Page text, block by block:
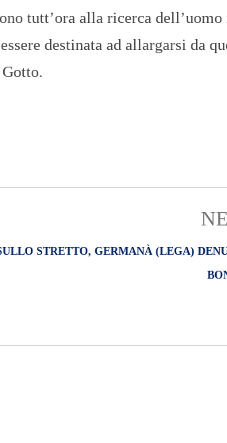
tutt’ora alla ricerca dell’uomo
destinata ad allargarsi da
STRETTO, GERMANÀ (LEGA)